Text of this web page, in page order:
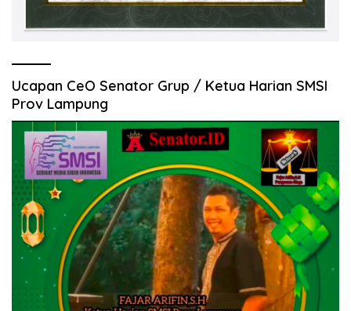
Ucapan CeO Senator Grup / Ketua Harian SMSI
Prov Lampung